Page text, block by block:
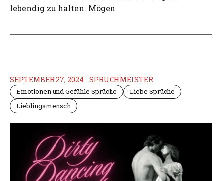
lebendig zu halten. Mögen
SEPTEMBER 27, 2024 SPRUCHMEISTER
Emotionen und Gefühle Sprüche
Liebe Sprüche
Lieblingsmensch